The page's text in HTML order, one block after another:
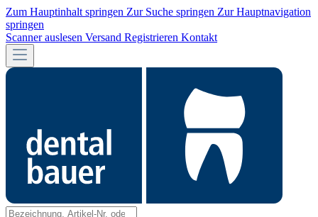
Zum Hauptinhalt springen Zur Suche springen Zur Hauptnavigation
springen
Scanner auslesen Versand Registrieren Kontakt